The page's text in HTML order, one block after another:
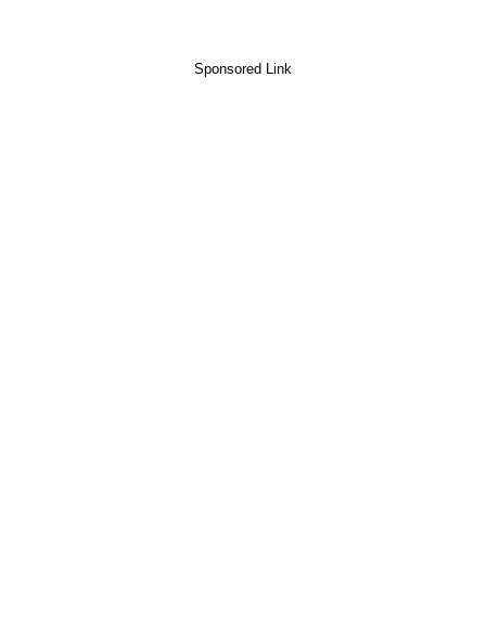
Sponsored Link